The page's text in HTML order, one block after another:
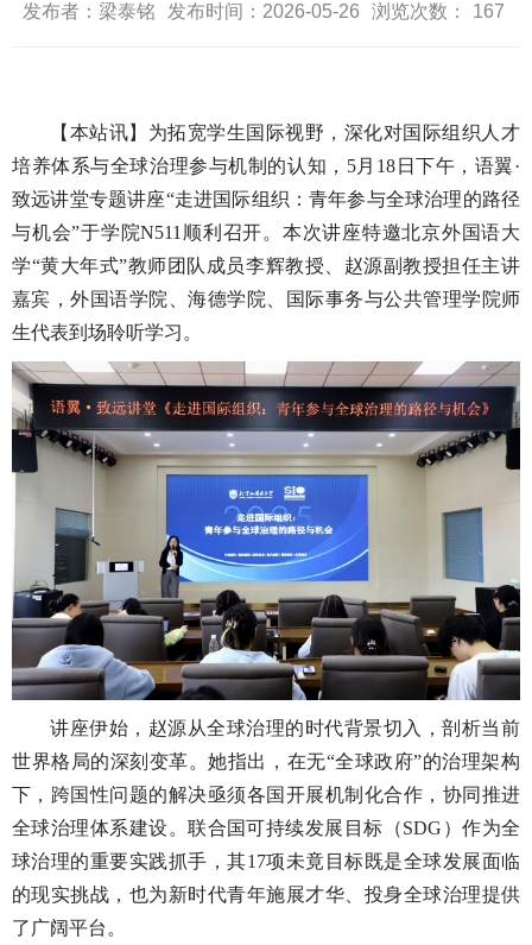
发布者：梁泰铭 发布时间：2026-05-26 浏览次数： 167
【本站讯】为拓宽学生国际视野，深化对国际组织人才
培养体系与全球治理参与机制的认知，5月18日下午，语翼·
致远讲堂专题讲座“走进国际组织：青年参与全球治理的路径
与机会”于学院N511顺利召开。本次讲座特邀北京外国语大
学“黄大年式”教师团队成员李辉教授、赵源副教授担任主讲
嘉宾，外国语学院、海德学院、国际事务与公共管理学院师
生代表到场聆听学习。
讲座伊始，赵源从全球治理的时代背景切入，剖析当前
世界格局的深刻变革。她指出，在无“全球政府”的治理架构
下，跨国性问题的解决亟须各国开展机制化合作，协同推进
全球治理体系建设。联合国可持续发展目标（SDG）作为全
球治理的重要实践抓手，其17项未竟目标既是全球发展面临
的现实挑战，也为新时代青年施展才华、投身全球治理提供
了广阔平台。